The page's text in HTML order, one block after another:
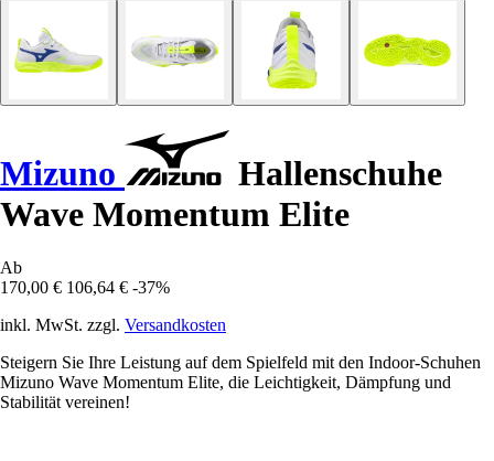
Mizuno
Hallenschuhe
Wave Momentum Elite
Ab
170,00 € 106,64 € -37%
inkl. MwSt. zzgl. Versandkosten
Steigern Sie Ihre Leistung auf dem Spielfeld mit den Indoor-Schuhen
Mizuno Wave Momentum Elite, die Leichtigkeit, Dämpfung und
Stabilität vereinen!